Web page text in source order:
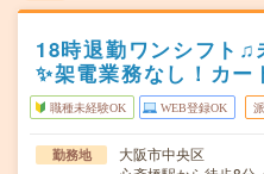
18時退勤ワンシフト♫
✨架電業務なし！カー
職種未経験OK WEB登録OK
勤務地
大阪市中央区